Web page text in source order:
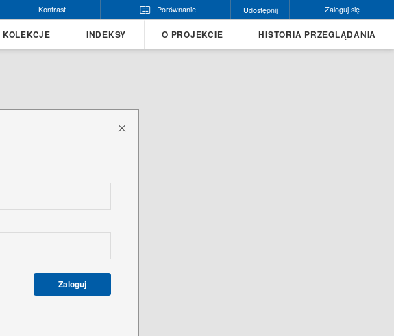
Kontrast Porównanie Udostępnij Zaloguj się
KOLEKCJE INDEKSY O PROJEKCIE HISTORIA PRZEGLĄDANIA
Zaloguj